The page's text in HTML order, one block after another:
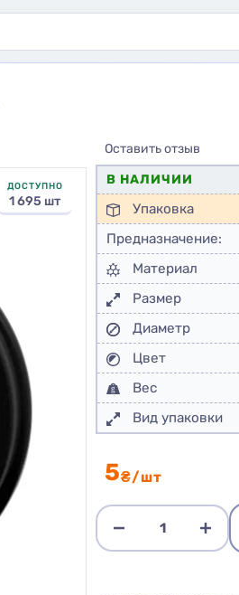
ДОСТУПНО
1 695 шт
5₴/шт
Оставить отзыв
В НАЛИЧИИ
Упаковка
Предназначение:
Материал
Размер
Диаметр
Цвет
Вес
Вид упаковки